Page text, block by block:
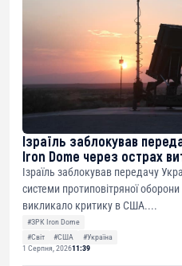
Ізраїль заблокував
Iron Dome через острах
Ізраїль заблокував передачу
системи протиповітряної
викликало критику в США....
#ЗРК Iron Dome
#Світ
#США
#Україна
1 Серпня, 202611:39